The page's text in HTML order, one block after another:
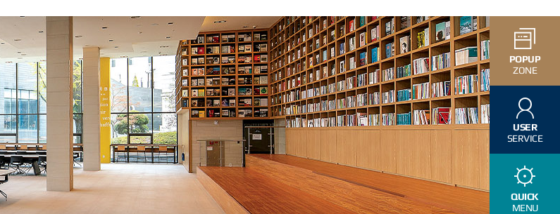
POPUP
ZONE
USER
SERVICE
QUICK
MENU